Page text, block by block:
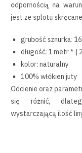
odpornością na
jest ze splotu
grubość sznurka:
długość: 1 metr * |
kolor: naturalny
100% włókien juty
Odcienie oraz
się różnić,
wystarczającą ilość